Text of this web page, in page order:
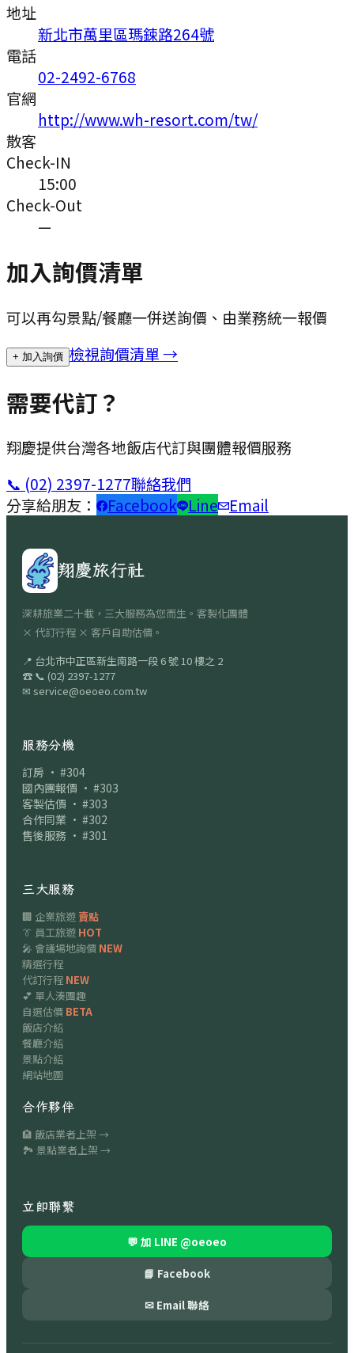
地址
新北市萬里區瑪鋉路264號
電話
02-2492-6768
官網
http://www.wh-resort.com/tw/
散客
Check-IN
15:00
Check-Out
—
加入詢價清單
可以再勾景點/餐廳一併送詢價、由業務統一報價
+ 加入詢價 檢視詢價清單 →
需要代訂？
翔慶提供台灣各地飯店代訂與團體報價服務
📞 (02) 2397-1277聯絡我們
分享給朋友：
Facebook Line Email
翔慶旅行社
深耕旅業二十載，三大服務為您而生。客製化團體
× 代訂行程 × 客戶自助估價。
📍 台北市中正區新生南路一段 6 號 10 樓之 2
☎ 📞 (02) 2397-1277
✉ service@oeoeo.com.tw
服務分機
訂房 · #304
國內團報價 · #303
客製估價 · #303
合作同業 · #302
售後服務 · #301
三大服務
🏢 企業旅遊賣點
👔 員工旅遊 HOT
🎤 會議場地詢價 NEW
精選行程
代訂行程 NEW
💕 單人湊團趣
自選估價 BETA
飯店介紹
餐廳介紹
景點介紹
網站地圖
合作夥伴
🏨 飯店業者上架 →
🏞 景點業者上架 →
立即聯繫
💬 加 LINE @oeoeo
📘 Facebook
✉ Email 聯絡